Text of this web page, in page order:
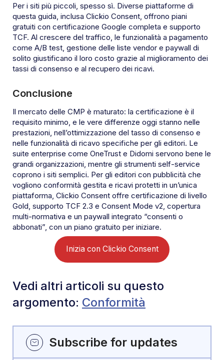
Per i siti più piccoli, spesso sì. Diverse piattaforme di
questa guida, inclusa Clickio Consent, offrono piani
gratuiti con certificazione Google completa e supporto
TCF. Al crescere del traffico, le funzionalità a pagamento
come A/B test, gestione delle liste vendor e paywall di
solito giustificano il loro costo grazie al miglioramento dei
tassi di consenso e al recupero dei ricavi.
Conclusione
Il mercato delle CMP è maturato: la certificazione è il
requisito minimo, e le vere differenze oggi stanno nelle
prestazioni, nell’ottimizzazione del tasso di consenso e
nelle funzionalità di ricavo specifiche per gli editori. Le
suite enterprise come OneTrust e Didomi servono bene le
grandi organizzazioni, mentre gli strumenti self-service
coprono i siti semplici. Per gli editori con pubblicità che
vogliono conformità gestita e ricavi protetti in un’unica
piattaforma, Clickio Consent offre certificazione di livello
Gold, supporto TCF 2.3 e Consent Mode v2, copertura
multi-normativa e un paywall integrato “consenti o
abbonati”, con un piano gratuito per iniziare.
Inizia con Clickio Consent
Vedi altri articoli su questo
argomento: Conformità
Subscribe for updates